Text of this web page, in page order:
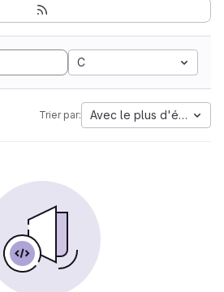
C
Trier par: Avec le plus d'étoiles